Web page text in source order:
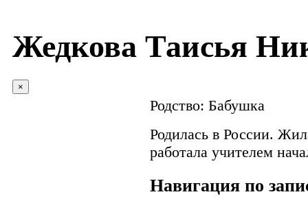
Жедкова Таисья
×
Родство: Бабушка
Родилась в России.
работала учителем
Навигация по